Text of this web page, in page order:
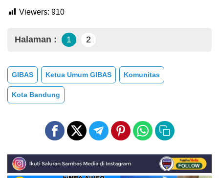
Viewers: 910
Halaman : 1 2
GIBAS Ketua Umum GIBAS Komunitas
Kota Bandung